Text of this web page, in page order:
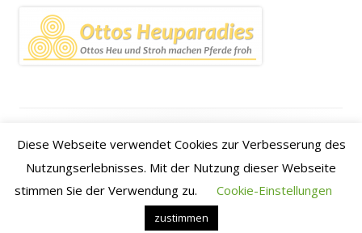
Inhalt
Datenschutzerklärung Kontakt | Impressum
Anfahrt /
•VerwendetTiny Framework • Anmelden
Diese Webseite verwendet Cookies zur Verbesserung des
Nutzungserlebnisses. Mit der Nutzung dieser Webseite
stimmen Sie der Verwendung zu.
Cookie-Einstellungen
zustimmen